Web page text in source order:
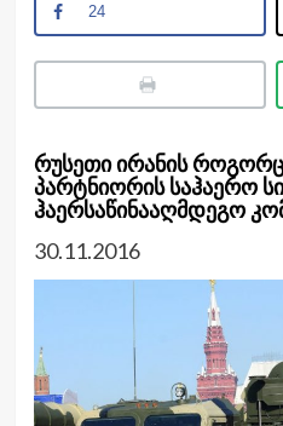
24
რუსეთი ირანის
პარტნიორის საჰაერო
ჰაერსაწინააღმდეგო
30.11.2016